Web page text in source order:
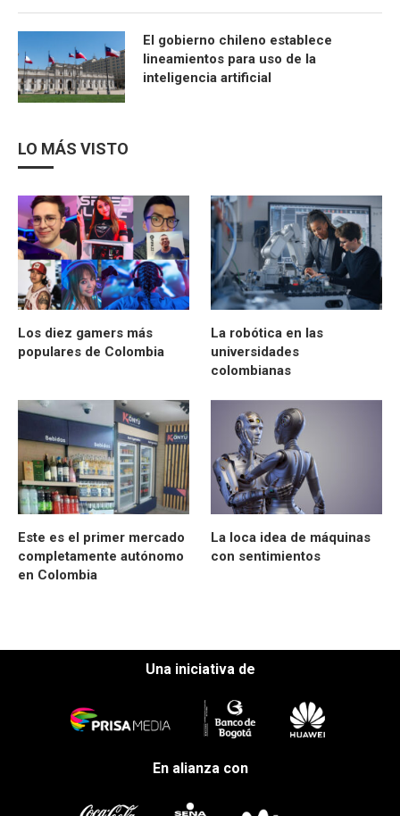
El gobierno chileno establece
lineamientos para uso de la
inteligencia artificial
LO MÁS VISTO
Los diez gamers más
populares de Colombia
La robótica en las
universidades
colombianas
Este es el primer mercado
completamente autónomo
en Colombia
La loca idea de máquinas
con sentimientos
Una iniciativa de
En alianza con